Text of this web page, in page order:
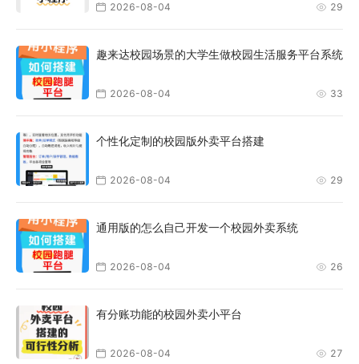
2026-08-04 29
趣来达校园场景的大学生做校园生活服务平台系统
2026-08-04 33
个性化定制的校园版外卖平台搭建
2026-08-04 29
通用版的怎么自己开发一个校园外卖系统
2026-08-04 26
有分账功能的校园外卖小平台
2026-08-04 27